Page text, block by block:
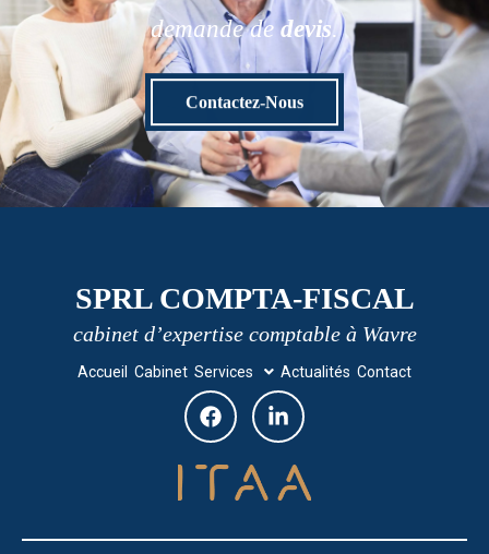
demande de devis.
Contactez-Nous
SPRL COMPTA-FISCAL
cabinet d’expertise comptable à Wavre
Accueil Cabinet Services Actualités Contact